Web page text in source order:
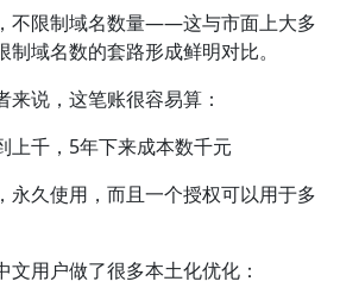
不限制域名数量——这与市面上大多
域名数的套路形成鲜明对比。
说，这笔账很容易算：
上千，5年下来成本数千元
永久使用，而且一个授权可以用于多
文用户做了很多本土化优化：